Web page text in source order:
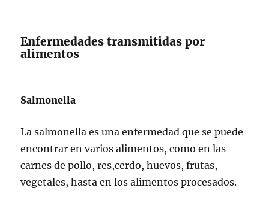
Enfermedades transmitidas por
alimentos
Salmonella
La salmonella es una enfermedad que se puede
encontrar en varios alimentos, como en las
carnes de pollo, res,cerdo, huevos, frutas,
vegetales, hasta en los alimentos procesados.